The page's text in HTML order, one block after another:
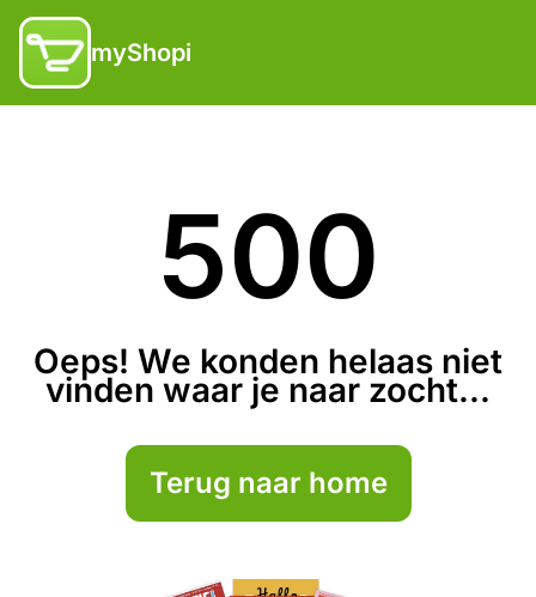
myShopi
500
Oeps! We konden helaas niet
vinden waar je naar zocht...
Terug naar home